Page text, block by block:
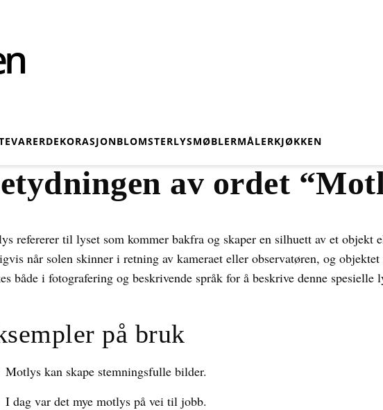
DEKORASJONBLOMSTERLYSMØBLERMÅLERKJØKKEN
av ordet
refererer til lyset som kommer bakfra og skaper en silhuett av et objekt
når solen skinner i retning av kameraet eller observatøren, og
både i fotografering og beskrivende språk for å beskrive denne spesielle
på bruk
Motlys kan skape stemningsfulle bilder.
I dag var det mye motlys på vei til jobb.